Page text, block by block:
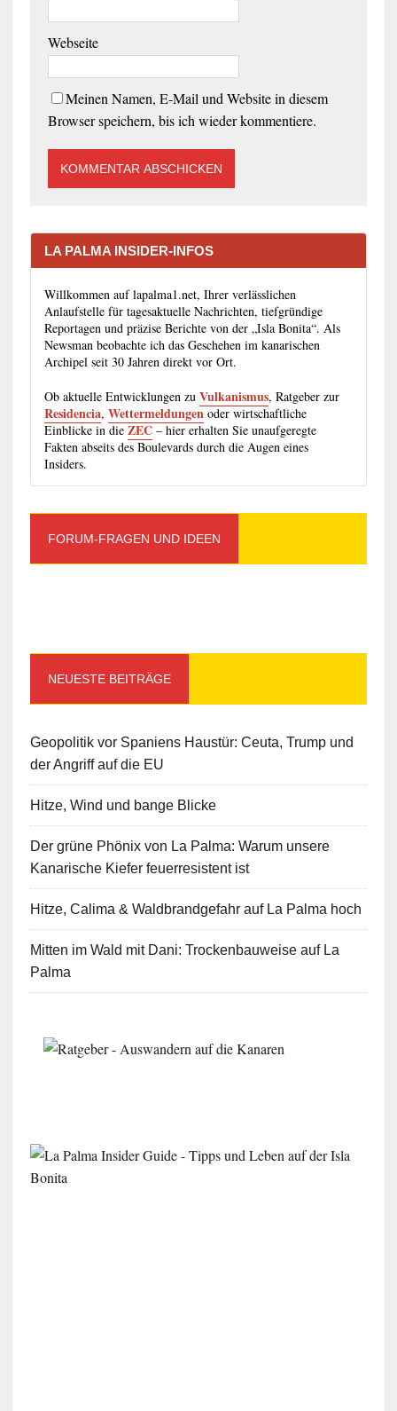
Webseite
Meinen Namen, E-Mail und Website in diesem
Browser speichern, bis ich wieder kommentiere.
LA PALMA INSIDER-INFOS
Willkommen auf lapalma1.net, Ihrer verlässlichen
Anlaufstelle für tagesaktuelle Nachrichten, tiefgründige
Reportagen und präzise Berichte von der „Isla Bonita“. Als
Newsman beobachte ich das Geschehen im kanarischen
Archipel seit 30 Jahren direkt vor Ort.
Ob aktuelle Entwicklungen zu Vulkanismus, Ratgeber zur
Residencia, Wettermeldungenoder wirtschaftliche
Einblicke in die ZEC– hier erhalten Sie unaufgeregte
Fakten abseits des Boulevards durch die Augen eines
Insiders.
FORUM-FRAGEN UND IDEEN
NEUESTE BEITRÄGE
Geopolitik vor Spaniens Haustür: Ceuta, Trump und
der Angriff auf die EU
Hitze, Wind und bange Blicke
Der grüne Phönix von La Palma: Warum unsere
Kanarische Kiefer feuerresistent ist
Hitze, Calima & Waldbrandgefahr auf La Palma hoch
Mitten im Wald mit Dani: Trockenbauweise auf La
Palma